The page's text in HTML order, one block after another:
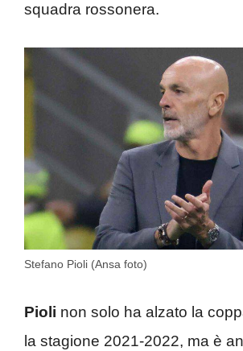
squadra rossonera.
Stefano Pioli (Ansa foto)
Pioli non solo ha alzato la
la stagione 2021-2022, ma è